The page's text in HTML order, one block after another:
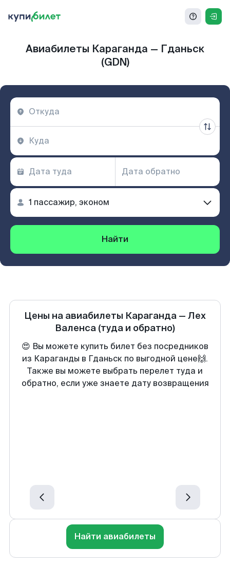
Авиабилеты Караганда — Гданьск
(GDN)
Найти
Цены на авиабилеты Караганда — Лех
Валенса (туда и обратно)
😍 Вы можете купить билет без посредников
из Караганды в Гданьск по выгодной цене🙌.
Также вы можете выбрать перелет туда и
обратно, если уже знаете дату возвращения
Найти авиабилеты